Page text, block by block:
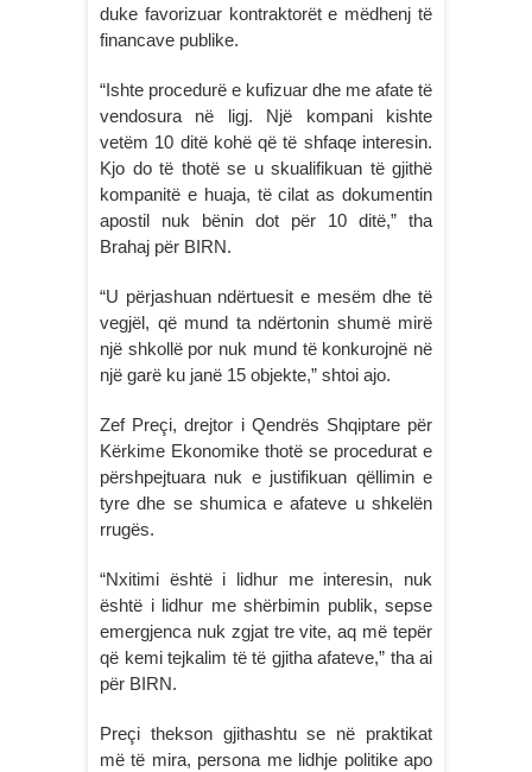
duke favorizuar kontraktorët e mëdhenj të
financave publike.
“Ishte procedurë e kufizuar dhe me afate të
vendosura në ligj. Një kompani kishte
vetëm 10 ditë kohë që të shfaqe interesin.
Kjo do të thotë se u skualifikuan të gjithë
kompanitë e huaja, të cilat as dokumentin
apostil nuk bënin dot për 10 ditë,” tha
Brahaj për BIRN.
“U përjashuan ndërtuesit e mesëm dhe të
vegjël, që mund ta ndërtonin shumë mirë
një shkollë por nuk mund të konkurojnë në
një garë ku janë 15 objekte,” shtoi ajo.
Zef Preçi, drejtor i Qendrës Shqiptare për
Kërkime Ekonomike thotë se procedurat e
përshpejtuara nuk e justifikuan qëllimin e
tyre dhe se shumica e afateve u shkelën
rrugës.
“Nxitimi është i lidhur me interesin, nuk
është i lidhur me shërbimin publik, sepse
emergjenca nuk zgjat tre vite, aq më tepër
që kemi tejkalim të të gjitha afateve,” tha ai
për BIRN.
Preçi thekson gjithashtu se në praktikat
më të mira, persona me lidhje politike apo